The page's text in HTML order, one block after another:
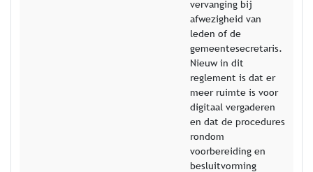
vervanging bij
afwezigheid van
leden of de
gemeentesecretaris.
Nieuw in dit
reglement is dat er
meer ruimte is voor
digitaal vergaderen
en dat de procedures
rondom
voorbereiding en
besluitvorming